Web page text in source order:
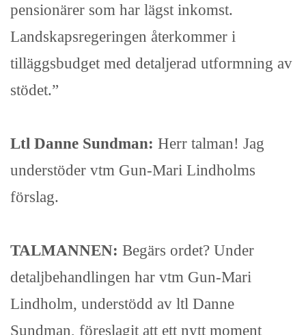
pensionärer som har lägst inkomst.
Landskapsregeringen återkommer i
tilläggsbudget med detaljerad utformning av
stödet.”
Ltl Danne Sundman: Herr talman! Jag
understöder vtm Gun-Mari Lindholms
förslag.
TALMANNEN: Begärs ordet? Under
detaljbehandlingen har vtm Gun-Mari
Lindholm, understödd av ltl Danne
Sundman, föreslagit att ett nytt moment